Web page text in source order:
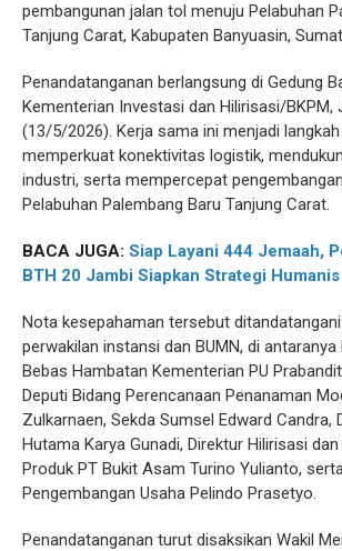
pembangunan jalan tol menuju Pelabuhan
Tanjung Carat, Kabupaten Banyuasin,
Penandatanganan berlangsung di Gedung
Kementerian Investasi dan Hilirisasi/BKPM,
(13/5/2026). Kerja sama ini menjadi
memperkuat konektivitas logistik,
industri, serta mempercepat
Pelabuhan Palembang Baru Tanjung Carat.
BACA JUGA: Siap Layani 444 Jemaah,
BTH 20 Jambi Siapkan Strategi Humanis
Nota kesepahaman tersebut
perwakilan instansi dan BUMN, di antaranya
Bebas Hambatan Kementerian PU
Deputi Bidang Perencanaan Penanaman
Zulkarnaen, Sekda Sumsel Edward Candra,
Hutama Karya Gunadi, Direktur Hilirisasi
Produk PT Bukit Asam Turino Yulianto,
Pengembangan Usaha Pelindo Prasetyo.
Penandatanganan turut disaksikan Wakil